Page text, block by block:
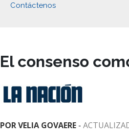
Contáctenos
El consenso
POR VELIA GOVAERE -